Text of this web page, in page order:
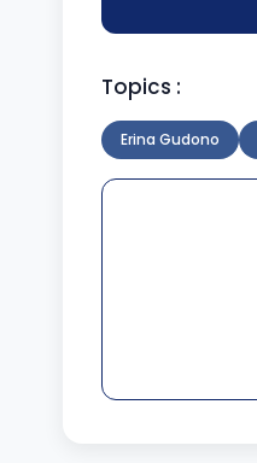
Topics :
Erina Gudono